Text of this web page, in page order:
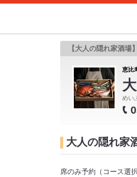
【大人の隠れ家酒場
恵比
めい
大人の隠れ家
席のみ予約（コース選択